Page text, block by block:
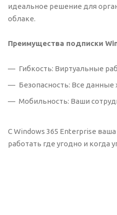
идеальное решение для
облаке.
Преимущества подписки
Гибкость: Виртуальные
Безопасность: Все данные
Мобильность: Ваши
С Windows 365 Enterprise
работать где угодно и когда